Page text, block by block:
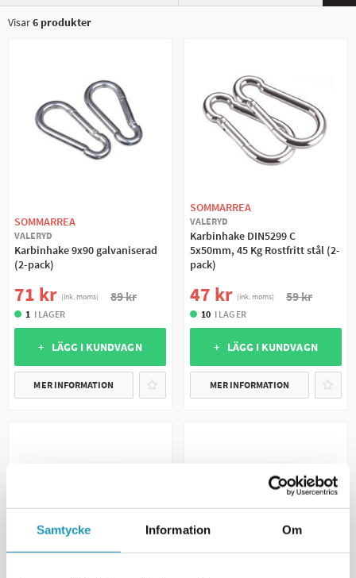
Samtycke Information Om
Visar6 produkter
SOMMARREA
VALERYD
Karbinhake 9x90 galvaniserad
(2-pack)
71 kr (ink. moms) 89 kr
1 I LAGER
+ LÄGG I KUNDVAGN
MER INFORMATION
SOMMARREA
VALERYD
Karbinhake DIN5299 C
5x50mm, 45 Kg Rostfritt stål (2-
pack)
47 kr (ink. moms) 59 kr
10 I LAGER
+ LÄGG I KUNDVAGN
MER INFORMATION